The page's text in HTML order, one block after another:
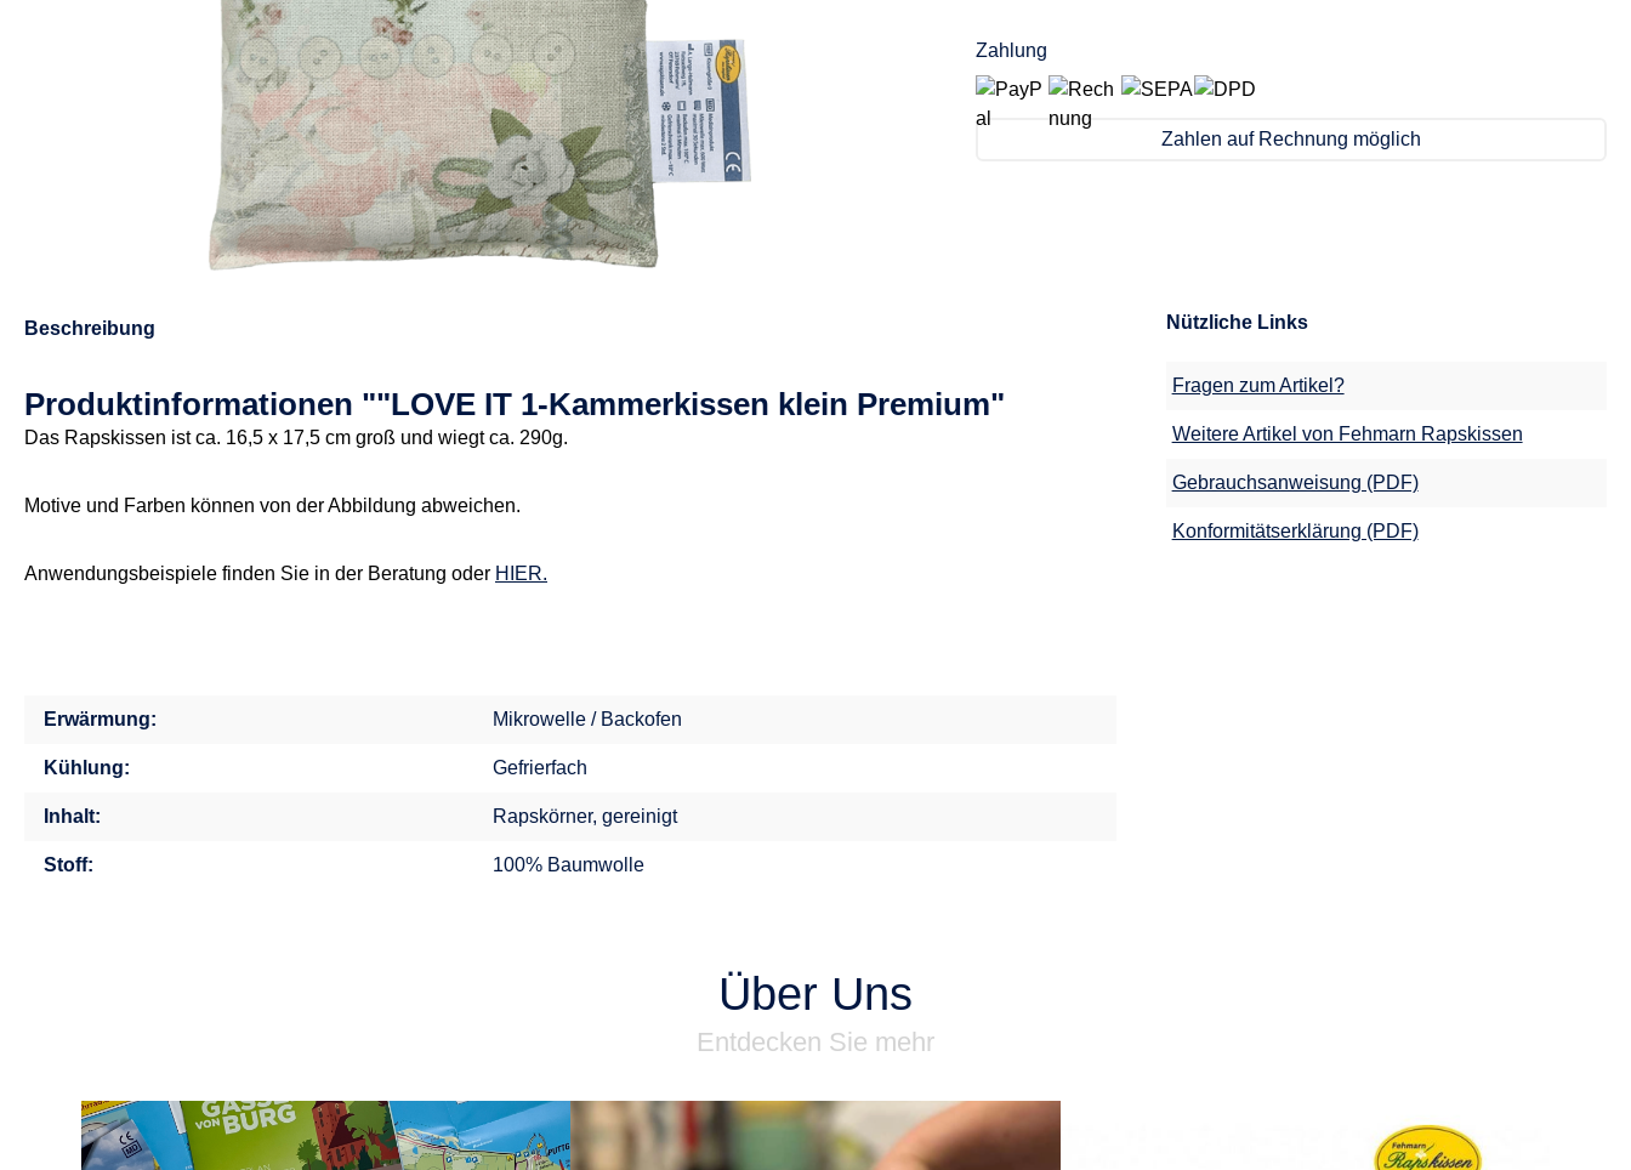
Zahlung
Zahlen auf Rechnung möglich
Beschreibung
Produktinformationen ""LOVE IT 1-Kammerkissen klein Premium"
Das Rapskissen ist ca. 16,5 x 17,5 cm groß und wiegt ca. 290g.
Motive und Farben können von der Abbildung abweichen.
Anwendungsbeispiele finden Sie in der Beratung oder HIER.
Erwärmung: Mikrowelle / Backofen
Kühlung: Gefrierfach
Inhalt: Rapskörner, gereinigt
Stoff: 100% Baumwolle
Nützliche Links
Fragen zum Artikel?
Weitere Artikel von Fehmarn Rapskissen
Gebrauchsanweisung (PDF)
Konformitätserklärung (PDF)
Über Uns
Entdecken Sie mehr